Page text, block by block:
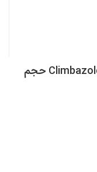
شامپو ضد شوره مو اکتیو مدل Climbazole حجم